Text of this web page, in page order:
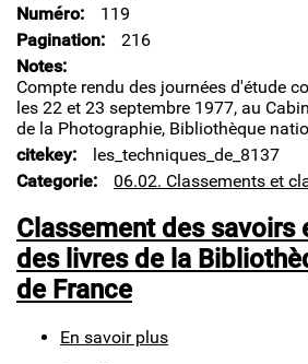
Numéro
119
Pagination
216
Notes
Compte rendu des journées d'étude
les 22 et 23 septembre 1977, au
de la Photographie, Bibliothèque
citekey
les_techniques_de_8137
Categorie
06.02. Classements et
Classement des savoirs
des livres de la
de France
En savoir plus